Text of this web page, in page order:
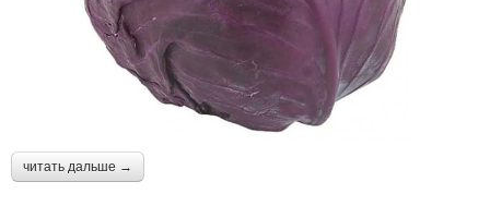
читать дальше →